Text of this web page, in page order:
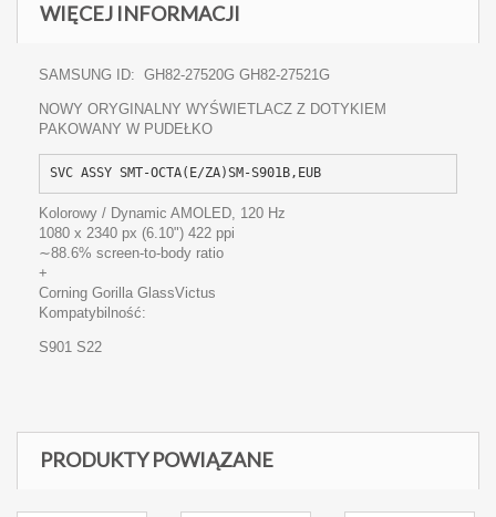
WIĘCEJ INFORMACJI
SAMSUNG ID: GH82-27520G GH82-27521G
NOWY ORYGINALNY WYŚWIETLACZ Z DOTYKIEM
PAKOWANY W PUDEŁKO
SVC ASSY SMT-OCTA(E/ZA)SM-S901B,EUB
Kolorowy / Dynamic AMOLED, 120 Hz
1080 x 2340 px (6.10") 422 ppi
∼88.6% screen-to-body ratio
+
Corning Gorilla GlassVictus
Kompatybilność:
S901 S22
PRODUKTY POWIĄZANE